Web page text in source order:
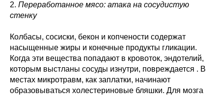
2. Переработанное мясо: атака на сосудистую
стенку
Колбасы, сосиски, бекон и копчености содержат
насыщенные жиры и конечные продукты гликации.
Когда эти вещества попадают в кровоток, эндотелий,
которым выстланы сосуды изнутри, повреждается . В
местах микротравм, как заплатки, начинают
образовываться холестериновые бляшки. Для мозга